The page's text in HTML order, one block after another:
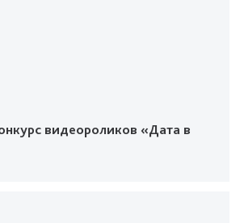
видеороликов «Дата в